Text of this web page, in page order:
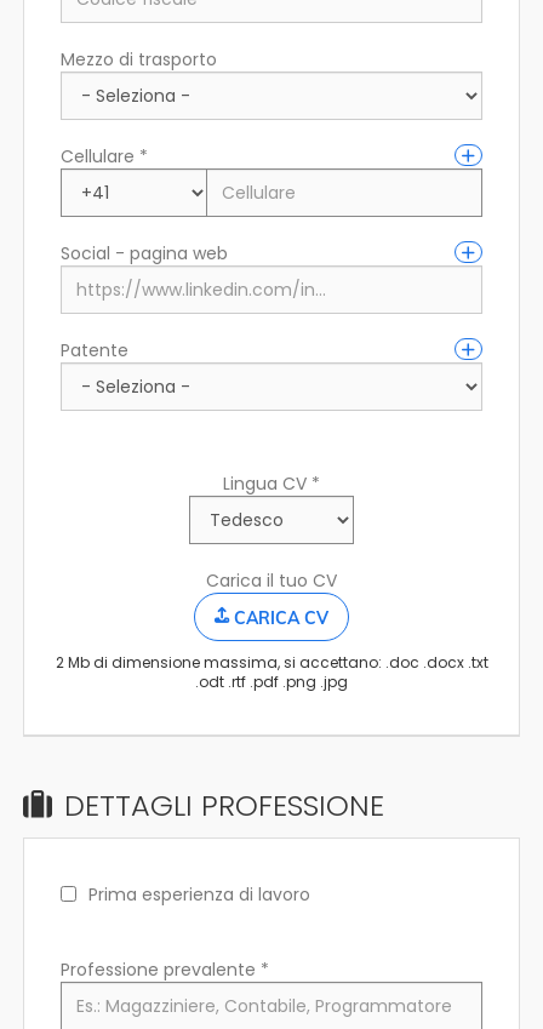
Indirizzo di residenza
Mezzo di trasporto
Cellulare *
Social - pagina web
Patente
Lingua CV *
Carica il tuo CV
CARICA CV
2 Mb di dimensione massima, si accettano: .doc .docx .txt
.odt .rtf .pdf .png .jpg
DETTAGLI PROFESSIONE
Prima esperienza di lavoro
Professione prevalente *